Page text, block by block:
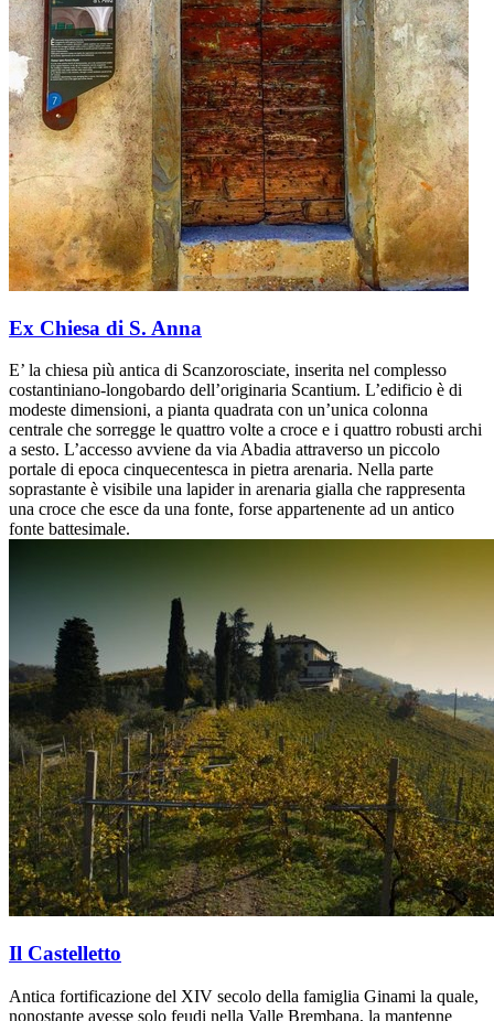
Ex Chiesa di S. Anna
E’ la chiesa più antica di Scanzorosciate, inserita nel complesso
costantiniano-longobardo dell’originaria Scantium. L’edificio è di
modeste dimensioni, a pianta quadrata con un’unica colonna
centrale che sorregge le quattro volte a croce e i quattro robusti archi
a sesto. L’accesso avviene da via Abadia attraverso un piccolo
portale di epoca cinquecentesca in pietra arenaria. Nella parte
soprastante è visibile una lapider in arenaria gialla che rappresenta
una croce che esce da una fonte, forse appartenente ad un antico
fonte battesimale.
Il Castelletto
Antica fortificazione del XIV secolo della famiglia Ginami la quale,
nonostante avesse solo feudi nella Valle Brembana, la mantenne